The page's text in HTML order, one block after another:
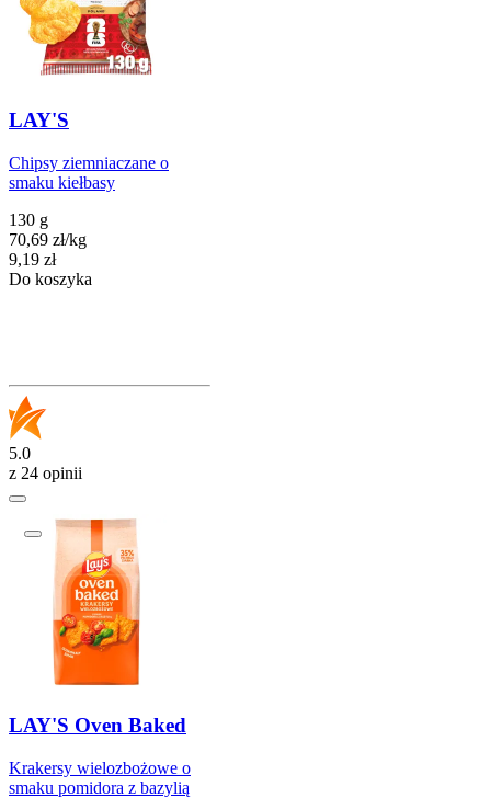
LAY'S
Chipsy ziemniaczane o
smaku kiełbasy
130 g
70,69 zł/kg
Cena
9,19 zł
Do koszyka
5.0
z 24 opinii
LAY'S Oven Baked
Krakersy wielozbożowe o
smaku pomidora z bazylią